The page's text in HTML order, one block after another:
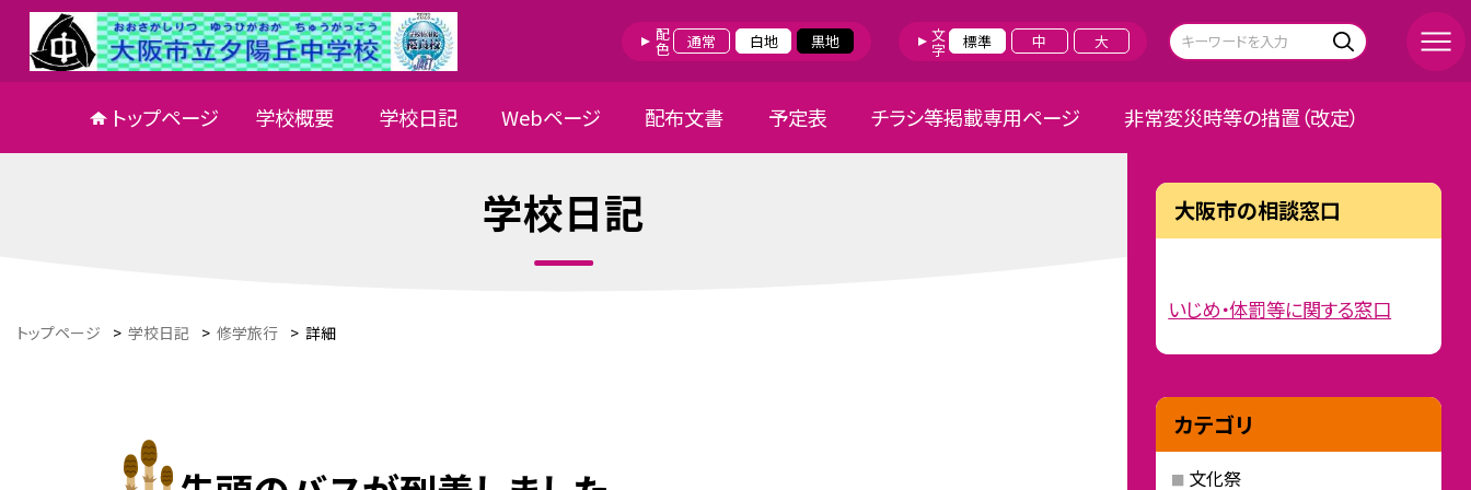
配色 通常 白地 黒地 文字 標準 中 大
トップページ 学校概要 学校日記 Webページ 配布文書 予定表 チラシ等掲載専用ページ 非常変災時等の措置（改定）
学校日記
トップページ > 学校日記 > 修学旅行 > 詳細
大阪市の相談窓口
いじめ・体罰等に関する窓口
カテゴリ
文化祭